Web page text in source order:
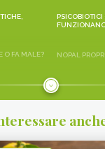
PSICOBIOTICI
O FA MALE? NOPAL
CRAUTI,
NUTRIZIONALI
SCAROLA
SEITAN